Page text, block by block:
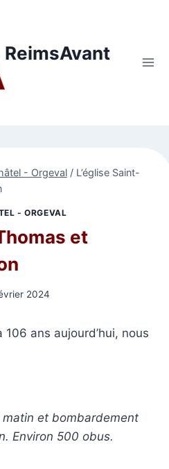
ReimsAvant
- Orgeval / L’église Saint-
- ORGEVAL
et
2024
ans aujourd’hui, nous
et bombardement
Environ 500 obus.